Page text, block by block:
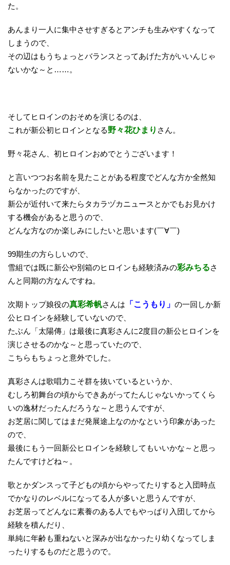
た。
あんまり一人に集中させすぎるとアンチも生みやすくなって
しまうので、
その辺はもうちょっとバランスとってあげた方がいいんじゃ
ないかな～と……。
そしてヒロインのおそめを演じるのは、
これが新公初ヒロインとなる野々花ひまり さん。
野々花さん、初ヒロインおめでとうございます！
と言いつつお名前を見たことがある程度でどんな方か全然知
らなかったのですが、
新公が近付いて来たらタカラヅカニュースとかでもお見かけ
する機会があると思うので、
どんな方なのか楽しみにしたいと思います(￣∀￣)
99期生の方らしいので、
雪組では既に新公や別箱のヒロインも経験済みの彩みちるさ
んと同期の方なんですね。
次期トップ娘役の真彩希帆さんは 「こうもり」 の一回しか新
公ヒロインを経験していないので、
たぶん「太陽傳」は最後に真彩さんに2度目の新公ヒロインを
演じさせるのかな～と思っていたので、
こちらもちょっと意外でした。
真彩さんは歌唱力こそ群を抜いているというか、
むしろ初舞台の頃からできあがってたんじゃないかってくら
いの逸材だったんだろうな～と思うんですが、
お芝居に関してはまだ発展途上なのかなという印象があった
ので、
最後にもう一回新公ヒロインを経験してもいいかな～と思っ
たんですけどね～。
歌とかダンスって子どもの頃からやってたりすると入団時点
でかなりのレベルになってる人が多いと思うんですが、
お芝居ってどんなに素養のある人でもやっぱり入団してから
経験を積んだり、
単純に年齢も重ねないと深みが出なかったり幼くなってしま
ったりするものだと思うので。